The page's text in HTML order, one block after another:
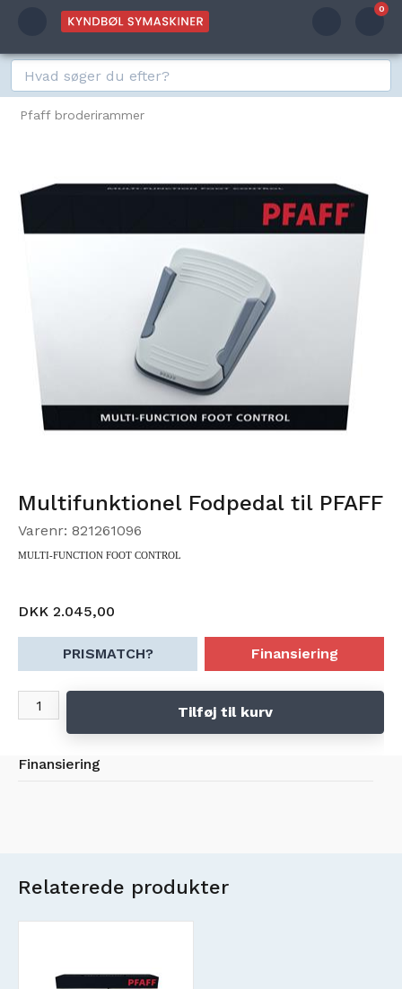
0
Pfaff broderirammer
Multifunktionel Fodpedal til PFAFF
Varenr: 821261096
MULTI-FUNCTION FOOT CONTROL
DKK 2.045,00
PRISMATCH? Finansiering
Tilføj til kurv
Finansiering
Relaterede produkter